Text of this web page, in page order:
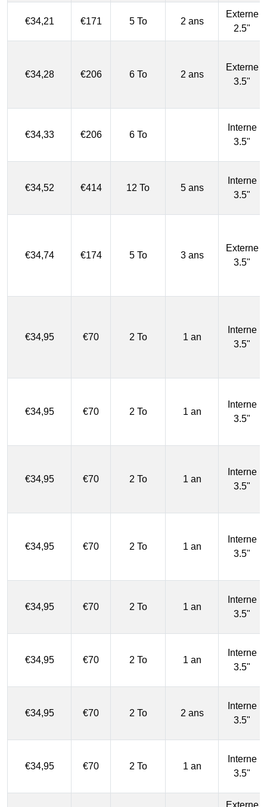
€34,21 €171 5 To 2 ans
Externe
2.5"
€34,28 €206 6 To 2 ans
Externe
3.5"
€34,33 €206 6 To
Interne
3.5"
€34,52 €414 12 To 5 ans
Interne
3.5"
€34,74 €174 5 To 3 ans
Externe
3.5"
€34,95 €70 2 To 1 an
Interne
3.5"
€34,95 €70 2 To 1 an
Interne
3.5"
€34,95 €70 2 To 1 an
Interne
3.5"
€34,95 €70 2 To 1 an
Interne
3.5"
€34,95 €70 2 To 1 an
Interne
3.5"
€34,95 €70 2 To 1 an
Interne
3.5"
€34,95 €70 2 To 2 ans
Interne
3.5"
€34,95 €70 2 To 1 an
Interne
3.5"
Externe